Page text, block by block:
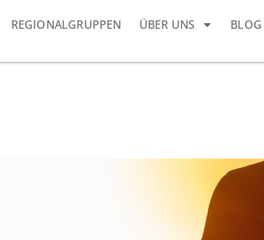
REGIONALGRUPPEN ÜBER UNS BLOG